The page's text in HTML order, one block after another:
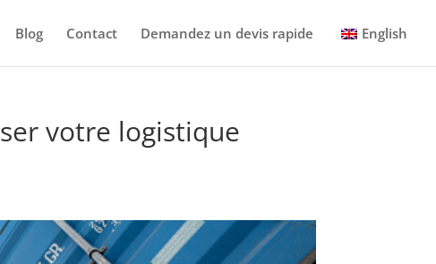
Blog Contact Demandez un devis rapide English
votre logistique